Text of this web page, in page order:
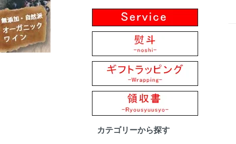
カテゴリーから探す